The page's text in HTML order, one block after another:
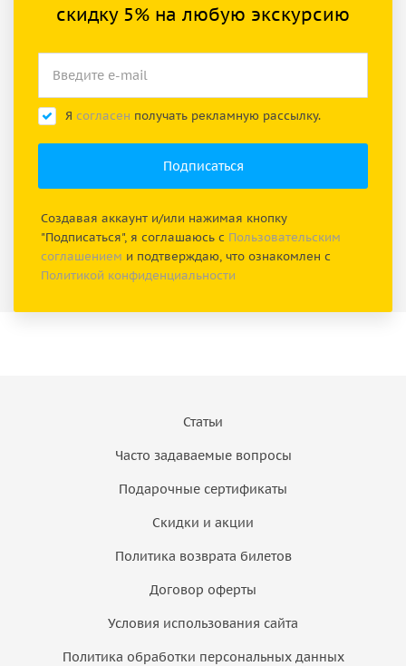
скидку 5% на любую экскурсию
Я согласен получать рекламную рассылку.
Создавая аккаунт и/или нажимая кнопку
"Подписаться", я соглашаюсь с Пользовательским
соглашением и подтверждаю, что ознакомлен с
Политикой конфиденциальности
Статьи
Часто задаваемые вопросы
Подарочные сертификаты
Скидки и акции
Политика возврата билетов
Договор оферты
Условия использования сайта
Политика обработки персональных данных